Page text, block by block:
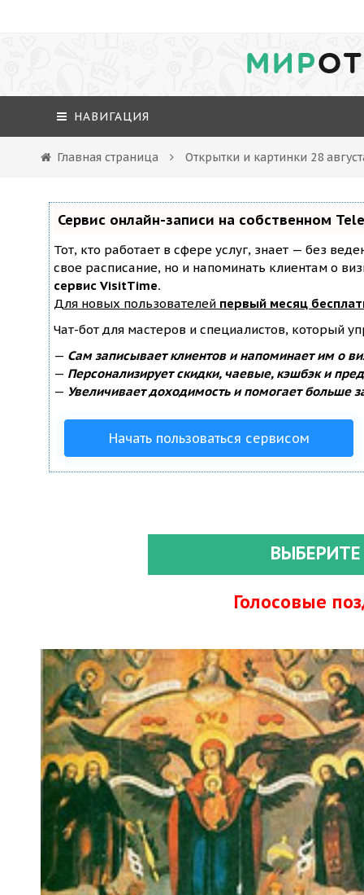
МИР
НАВИГАЦИЯ
Главная страница Открытки и картинки 28
Сервис онлайн-записи на собственном
Тот, кто работает в сфере услуг, знает — без
свое расписание, но и напоминать клиентам о
сервис VisitTime.
Для новых пользователей первый месяц
Чат-бот для мастеров и специалистов, который
— Сам записывает клиентов и напоминает им о
— Персонализирует скидки, чаевые, кэшбэк и
— Увеличивает доходимость и помогает больше
Начать пользоваться сервисом
Голосовые